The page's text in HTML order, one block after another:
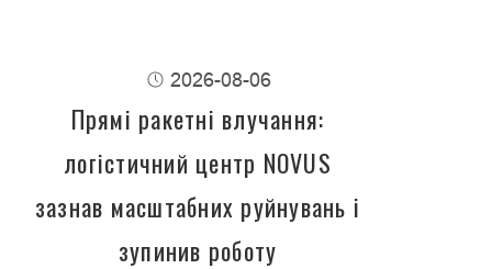
2026-08-06
Прямі ракетні влучання:
логістичний центр NOVUS
зазнав масштабних руйнувань і
зупинив роботу